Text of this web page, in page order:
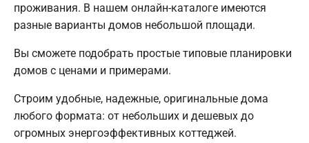
проживания. В нашем онлайн-каталоге имеются
разные варианты домов небольшой площади.
Вы сможете подобрать простые типовые планировки
домов с ценами и примерами.
Строим удобные, надежные, оригинальные дома
любого формата: от небольших и дешевых до
огромных энергоэффективных коттеджей.